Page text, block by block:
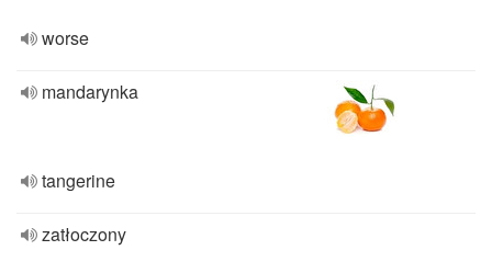
worse
mandarynka
tangerine
zatłoczony